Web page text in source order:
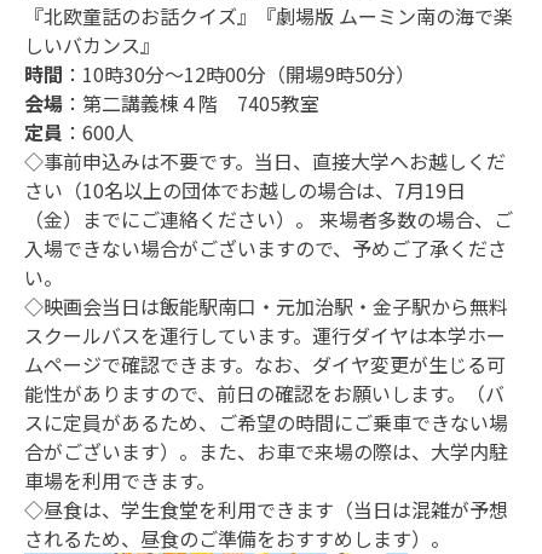
『北欧童話のお話クイズ』『劇場版 ムーミン南の海で楽
しいバカンス』
時間 ：10時30分～12時00分（開場9時50分）
会場 ：第二講義棟４階 7405教室
定員 ：600人
◇事前申込みは不要です。当日、直接大学へお越しくだ
さい（10名以上の団体でお越しの場合は、7月19日
（金）までにご連絡ください）。 来場者多数の場合、ご
入場できない場合がございますので、予めご了承くださ
い。
◇映画会当日は飯能駅南口・元加治駅・金子駅から無料
スクールバスを運行しています。運行ダイヤは本学ホー
ムページで確認できます。なお、ダイヤ変更が生じる可
能性がありますので、前日の確認をお願いします。（バ
スに定員があるため、ご希望の時間にご乗車できない場
合がございます）。また、お車で来場の際は、大学内駐
車場を利用できます。
◇昼食は、学生食堂を利用できます（当日は混雑が予想
されるため、昼食のご準備をおすすめします）。